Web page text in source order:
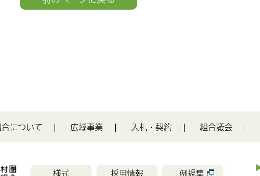
について 広域事業 入札・契約 組合議会
様式 採用情報 例規集